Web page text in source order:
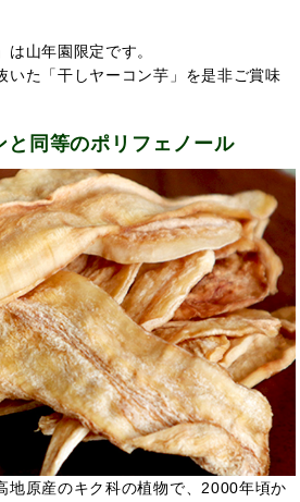
山年園限定です。
いた「干しヤーコン芋」を是非ご賞味
と同等のポリフェノール
地原産のキク科の植物で、2000年頃か